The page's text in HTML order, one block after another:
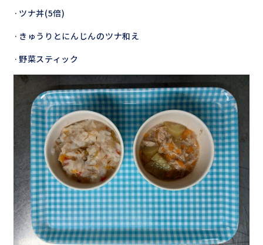
·ツナ丼(5倍)
·きゅうりとにんじんのツナ和え
·野菜スティック